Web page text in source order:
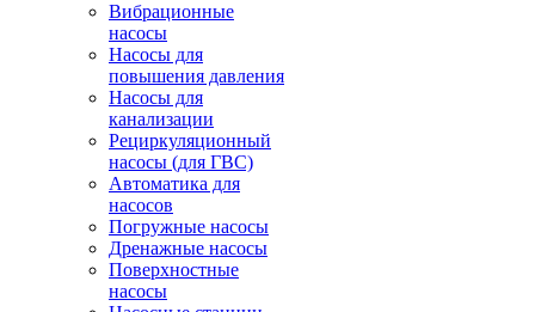
Вибрационные
насосы
Насосы для
повышения давления
Насосы для
канализации
Рециркуляционный
насосы (для ГВС)
Автоматика для
насосов
Погружные насосы
Дренажные насосы
Поверхностные
насосы